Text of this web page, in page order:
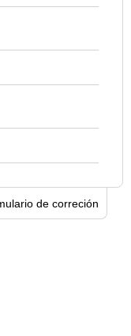
de correción